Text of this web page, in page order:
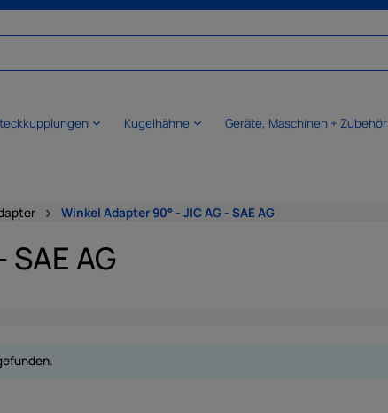
Kugelhähne Geräte, Maschinen + Zubehör
Winkel Adapter 90° - JIC AG - SAE AG
SAE AG